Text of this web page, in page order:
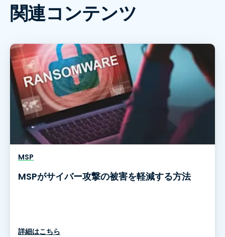
関連コンテンツ
MSP
MSPがサイバー攻撃の被害を軽減する方法
詳細はこちら